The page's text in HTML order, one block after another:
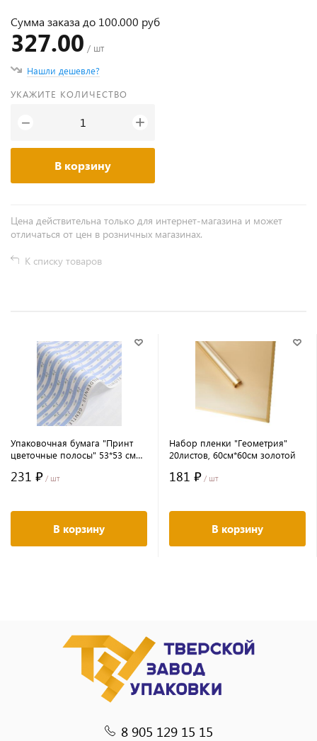
Сумма заказа до 100.000 руб
327.00 / шт
Нашли дешевле?
УКАЖИТЕ КОЛИЧЕСТВО
− +
В корзину
Цена действительна только для интернет-магазина и может
отличаться от цен в розничных магазинах.
К списку товаров
Упаковочная бумага "Принт
цветочные полосы" 53*53 см
231 ₽ / шт
В корзину
Набор пленки "Геометрия"
20листов, 60см*60см золотой
181 ₽ / шт
В корзину
8 905 129 15 15